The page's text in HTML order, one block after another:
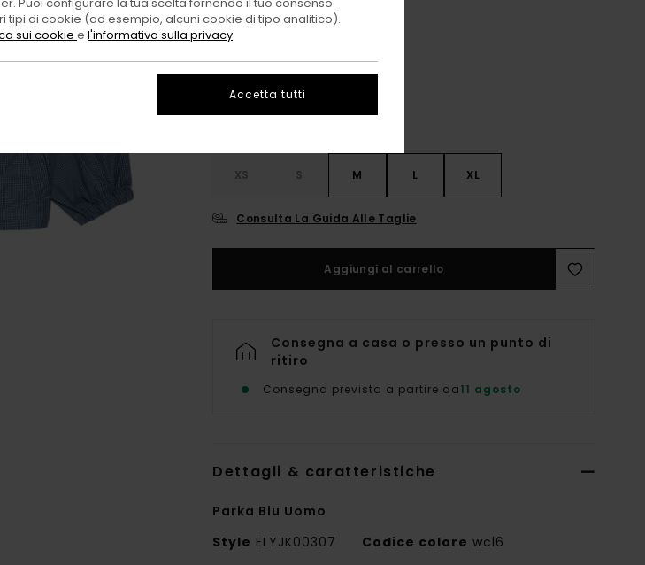
Gingham Checks
XS S M L XL
Consulta La Guida Alle Taglie
Aggiungi al carrello
Consegna a casa o presso un punto di
ritiro
Consegna prevista a partire da11 agosto
Dettagli & caratteristiche
Parka Blu Uomo
Style ELYJK00307 Codice colore wcl6
tipi di cookie (ad esempio, alcuni cookie di tipo analitico).
sui cookie e l'informativa sulla privacy.
Accetta tutti